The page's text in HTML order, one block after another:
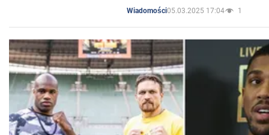
Wiadomości05.03.2025 17:04 1